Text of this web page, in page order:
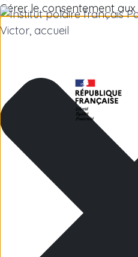
Gérer le consentement aux
Polar
Scientific